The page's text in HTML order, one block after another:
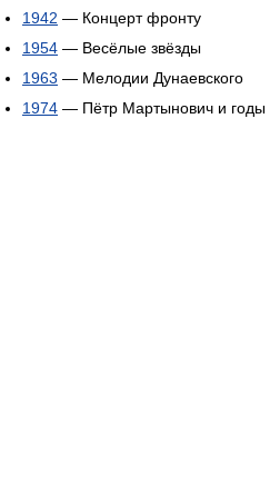
1942 — Концерт фронту
1954 — Весёлые звёзды
1963 — Мелодии Дунаевского
1974 — Пётр Мартынович и годы